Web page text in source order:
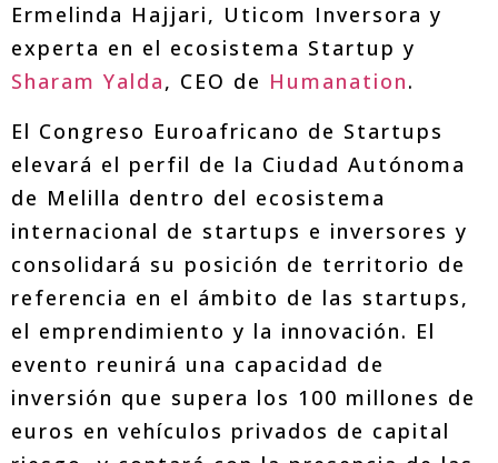
Ermelinda Hajjari, Uticom Inversora y
experta en el ecosistema Startup y
Sharam Yalda, CEO de Humanation.
El Congreso Euroafricano de Startups
elevará el perfil de la Ciudad Autónoma
de Melilla dentro del ecosistema
internacional de startups e inversores y
consolidará su posición de territorio de
referencia en el ámbito de las startups,
el emprendimiento y la innovación. El
evento reunirá una capacidad de
inversión que supera los 100 millones de
euros en vehículos privados de capital